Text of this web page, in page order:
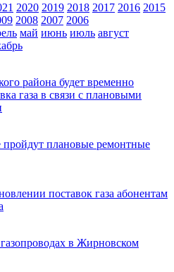
2020 2019 2018 2017 2016 2015
2008 2007 2006
май июнь июль август
района будет временно
газа в связи с плановыми
пройдут плановые ремонтные
поставок газа абонентам
в Жирновском